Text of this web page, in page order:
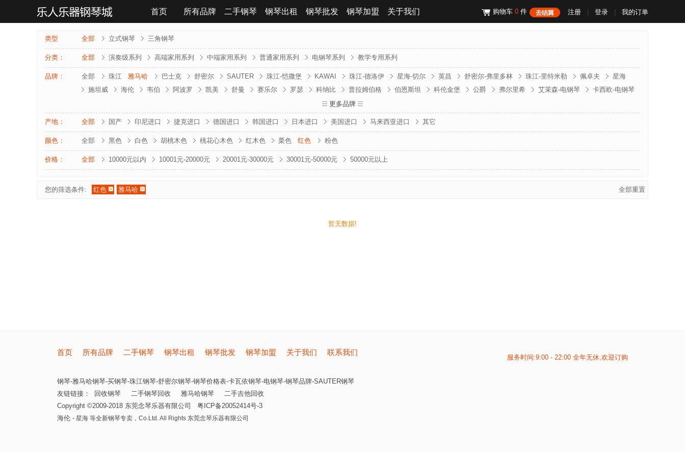
首页 所有品牌 二手钢琴 钢琴出租 钢琴批发 钢琴加盟 关于我们
联系我们
注册 登录 我的订单
购物车 0 件
类型 全部 立式钢琴 三角钢琴
分类： 全部 演奏级系列 高端家用系列 中端家用系列 普通家用系列 电钢琴系列 教学专用系列
品牌： 全部 珠江 雅马哈 巴士克 舒密尔 SAUTER 珠江-恺撒堡 KAWAI 珠江-德洛伊 星海-切尔 英昌 舒密尔-弗里多林 珠江-里特米勒 佩卓夫
星海
施坦威
海伦 韦伯 阿波罗 凯美 舒曼 赛乐尔 罗瑟 科纳比 普拉姆伯格 伯恩斯坦 科伦金堡 公爵 弗尔里希 艾茉森-电钢琴
卡西欧-电钢琴
波士顿 卡利西亚
更多品牌
产地： 全部 国产 印尼进口 捷克进口 德国进口 韩国进口 日本进口 美国进口 马来西亚进口 其它
颜色： 全部 黑色 白色 胡桃木色 桃花心木色 红木色 栗色 红色 粉色
价格： 全部 10000元以内 10001元-20000元 20001元-30000元 30001元-50000元 50000元以上
您的筛选条件: 红色 雅马哈 全部重置
暂无数据!
首页 所有品牌 二手钢琴 钢琴出租 钢琴批发 钢琴加盟 关于我们 联系我们
钢琴-雅马哈钢琴-买钢琴-珠江钢琴-舒密尔钢琴-钢琴价格表-卡瓦依钢琴-电钢琴-钢琴品牌-SAUTER钢琴
友链链接：
回收钢琴 二手钢琴回收 雅马哈钢琴
二手吉他回收
Copyright ©2009-2018 东莞念琴乐器有限公司
粤ICP备20052414号-3
海伦 - 星海 等全新钢琴专卖， Co.Ltd. All Rights 东莞念琴乐器有限公司
服务时间:9:00 - 22:00 全年无休,欢迎订购